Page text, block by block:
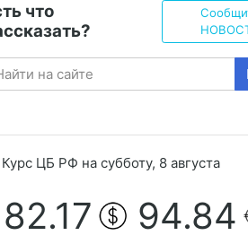
что
Курс ЦБ РФ на субботу, 8 августа
82.17 94.84